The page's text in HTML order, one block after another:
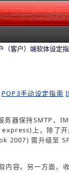
（客户）端软体设定
POP3手动设定指南
务器保持SMTP、
上，除了
2007) 需升级至
容。另一方面，